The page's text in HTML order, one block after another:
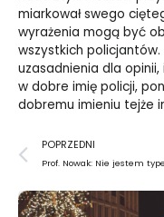
miarkował swego
wyrażenia mogą być
wszystkich policjantów.
uzasadnienia dla
w dobre imię policji,
dobremu imieniu tejże
Prev
POPRZEDNI